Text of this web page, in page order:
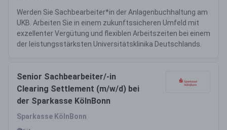
Werden Sie Sachbearbeiter*in der Anlagenbuchhaltung am
UKB. Arbeiten Sie in einem zukunftssicheren Umfeld mit
exzellenter Vergütung und flexiblen Arbeitszeiten bei einem
der leistungsstärksten Universitätsklinika Deutschlands.
Senior Sachbearbeiter/-in
Clearing Settlement (m/w/d) bei
der Sparkasse KölnBonn
Sparkasse KölnBonn